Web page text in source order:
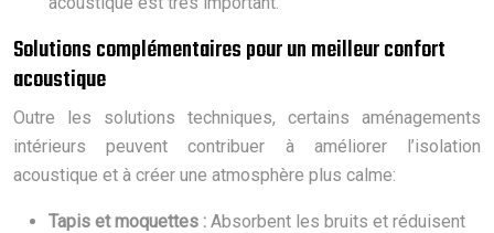
Solutions complémentaires pour un meilleur confort
acoustique
Outre les solutions techniques, certains aménagements
intérieurs peuvent contribuer à améliorer l’isolation
acoustique et à créer une atmosphère plus calme:
Tapis et moquettes : Absorbent les bruits et réduisent